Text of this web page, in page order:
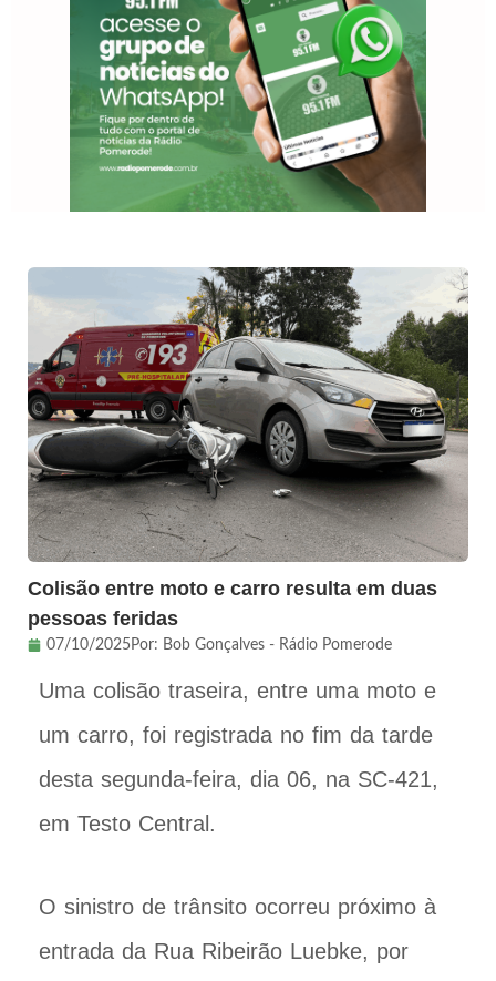
Colisão entre moto e carro resulta em duas
pessoas feridas
07/10/2025Por: Bob Gonçalves - Rádio Pomerode
Uma colisão traseira, entre uma moto e
um carro, foi registrada no fim da tarde
desta segunda-feira, dia 06, na SC-421,
em Testo Central.
O sinistro de trânsito ocorreu próximo à
entrada da Rua Ribeirão Luebke, por